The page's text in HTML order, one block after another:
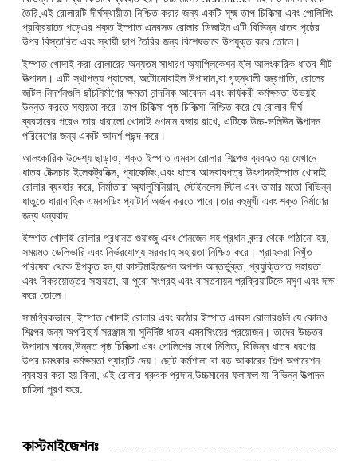
তৈরি,এই রোলারটি দীর্ঘস্থায়ীতা নিশ্চিত করার জন্য একটি সূক্ষ্ম তাপ চিকিত্সা এবং পোলিশিং
প্রক্রিয়াতে পড়েএর শক্ত ইস্পাত এমবসড রোলার ডিজাইন এটি বিভিন্ন ধাতব পৃষ্ঠের
উপর বিস্তারিত এবং স্থায়ী ছাপ তৈরির জন্য বিশেষভাবে উপযুক্ত করে তোলে।
ইস্পাত খোদাই করা রোলারের অন্যতম সাধারণ অ্যাপ্লিকেশন হ'ল আলংকারিক ধাতব শীট
উত্পাদন। এটি স্থাপত্য প্যানেল, অটোমোবাইল উপাদান,বা গৃহস্থালী যন্ত্রপাতি, রোলের
জটিল নিদর্শনগুলি ছাঁচনির্মাণের ক্ষমতা নান্দনিক আবেদন এবং কার্যকরী কর্মক্ষমতা উভয়ই
উন্নত করতে সহায়তা করে।তাপ চিকিত্সা পৃষ্ঠ চিকিত্সা নিশ্চিত করে যে রোলার দীর্ঘ
ব্যবহারের পরেও তার ধারালো খোদাই গুণমান বজায় রাখে, এটিকে উচ্চ-ভলিউম উত্পাদন
পরিবেশের জন্য একটি আদর্শ পছন্দ করে।
আলংকারিক উদ্দেশ্য ছাড়াও, শক্ত ইস্পাত এমবস রোলার শিল্পেও ব্যবহৃত হয় যেখানে
ধাতব টেক্সচার ইলেকট্রনিক্স, প্যাকেজিং,এবং ধাতব আসবাবপত্র উৎপাদনইস্পাত খোদাই
রোলার ব্যবহার করে, নির্মাতারা অ্যালুমিনিয়াম, স্টেইনলেস স্টিল এবং তামার মতো বিভিন্ন
ধাতুতে ধারাবাহিক এমবসডিং প্যাটার্ন অর্জন করতে পারে।তার বহুমুখী এবং শক্ত নির্মাণের
জন্য ধন্যবাদ.
ইস্পাত খোদাই রোলার প্রধানত গুয়াংজু এবং শেনজেন সহ প্রধান বন্দর থেকে পাঠানো হয়,
সময়মত ডেলিভারি এবং নির্ভরযোগ্য সরবরাহ সহায়তা নিশ্চিত করে। গ্রাহকরা নিখুঁত
পরিষেবা থেকে উপকৃত হন,যা কাস্টমাইজেশন অপশন অন্তর্ভুক্ত, প্রযুক্তিগত সহায়তা
এবং বিক্রয়োত্তর সহায়তা, যা পুরো সংগ্রহ এবং বাস্তবায়ন প্রক্রিয়াটিকে মসৃণ এবং দক্ষ
করে তোলে।
সামগ্রিকভাবে, ইস্পাত খোদাই রোলার এবং কঠোর ইস্পাত এমবস রোলারগুলি যে কোনও
শিল্পের জন্য অপরিহার্য সরঞ্জাম যা সুনির্দিষ্ট ধাতব এমবসিংয়ের প্রয়োজন। তাদের উচ্চতর
উপাদান মানের,উন্নত পৃষ্ঠ চিকিত্সা এবং পোলিশের সাথে মিলিত, বিভিন্ন ধাতব ধরণের
উপর চমৎকার কর্মক্ষমতা গ্যারান্টি দেয়। ছোট কর্মশালা বা বড় আকারের শিল্প অপারেশন
ব্যবহার করা হয় কিনা, এই রোলার ধ্রুবক প্রদান,উচ্চমানের ফলাফল যা বিভিন্ন উত্পাদন
চাহিদা পূরণ করে.
কাস্টমাইজেশনঃ